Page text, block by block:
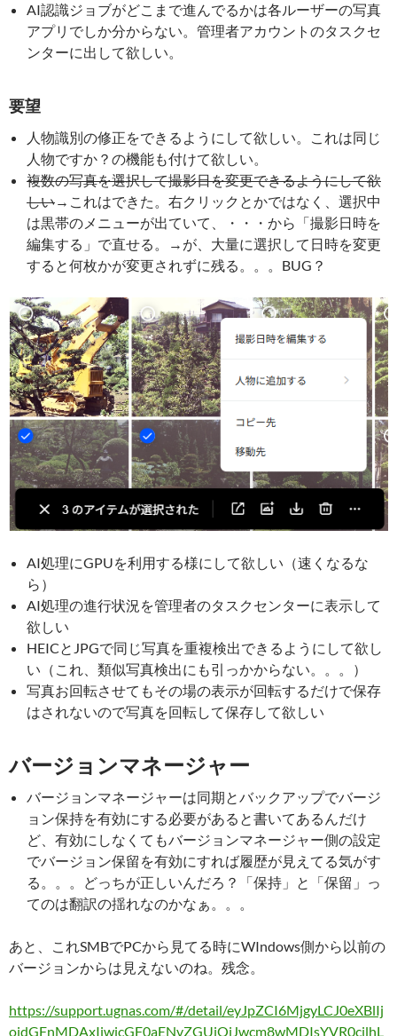
AI認識ジョブがどこまで進んでるかは各ルーザーの写真
アプリでしか分からない。管理者アカウントのタスクセ
ンターに出して欲しい。
要望
人物識別の修正をできるようにして欲しい。これは同じ
人物ですか？の機能も付けて欲しい。
複数の写真を選択して撮影日を変更できるようにして欲
しい→これはできた。右クリックとかではなく、選択中
は黒帯のメニューが出ていて、・・・から「撮影日時を
編集する」で直せる。→が、大量に選択して日時を変更
すると何枚かが変更されずに残る。。。BUG？
AI処理にGPUを利用する様にして欲しい（速くなるな
ら）
AI処理の進行状況を管理者のタスクセンターに表示して
欲しい
HEICとJPGで同じ写真を重複検出できるようにして欲し
い（これ、類似写真検出にも引っかからない。。。）
写真お回転させてもその場の表示が回転するだけで保存
はされないので写真を回転して保存して欲しい
バージョンマネージャー
バージョンマネージャーは同期とバックアップでバージ
ョン保持を有効にする必要があると書いてあるんだけ
ど、有効にしなくてもバージョンマネージャー側の設定
でバージョン保留を有効にすれば履歴が見えてる気がす
る。。。どっちが正しいんだろ？「保持」と「保留」っ
てのは翻訳の揺れなのかなぁ。。。
あと、これSMBでPCから見てる時にWIndows側から以前の
バージョンからは見えないのね。残念。
https://support.ugnas.com/#/detail/eyJpZCI6MjgyLCJ0eXBlIj
oidGFnMDAxIiwicGF0aENvZGUiOiJwcm8wMDIsYVR0cjlhL